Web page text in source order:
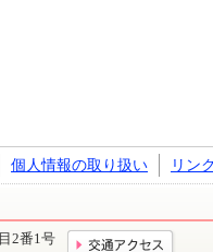
個人情報の取り扱い リン
2番1号